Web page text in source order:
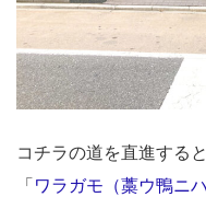
コチラの道を直進する
「 ワラガモ（藁ウ鴨ニ